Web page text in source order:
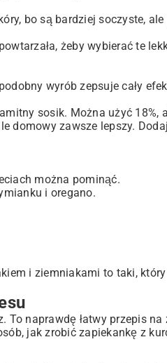
bo są bardziej soczyste,
żeby wybierać te
wyrób zepsuje cały
sosik. Można użyć 18%,
domowy zawsze lepszy.
można pominąć.
i oregano.
i ziemniakami to taki,
To naprawdę łatwy przepis
jak zrobić zapiekankę z